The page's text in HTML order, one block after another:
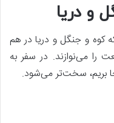
و دریا
کوه و جنگل و دریا در هم
را می‌نوازند. در سفر به
بریم، سخت‌تر می‌شود.